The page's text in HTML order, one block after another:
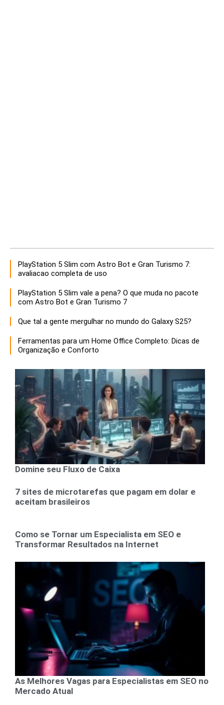
PlayStation 5 Slim com Astro Bot e Gran Turismo 7:
avaliacao completa de uso
PlayStation 5 Slim vale a pena? O que muda no pacote
com Astro Bot e Gran Turismo 7
Que tal a gente mergulhar no mundo do Galaxy S25?
Ferramentas para um Home Office Completo: Dicas de
Organização e Conforto
Domine seu Fluxo de Caixa
7 sites de microtarefas que pagam em dolar e
aceitam brasileiros
Como se Tornar um Especialista em SEO e
Transformar Resultados na Internet
As Melhores Vagas para Especialistas em SEO no
Mercado Atual